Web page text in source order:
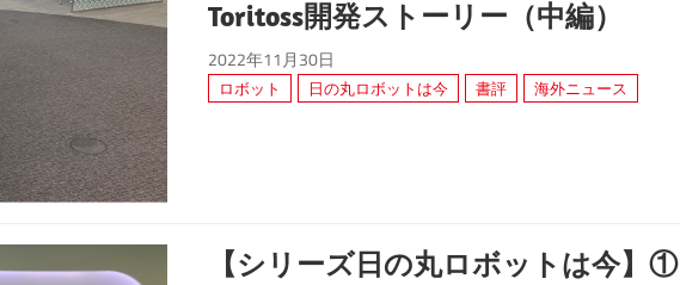
Toritoss開発ストーリー（中編）
2022年11月30日
ロボット 日の丸ロボットは今 書評 海外ニュース
【シリーズ日の丸ロボットは今】①